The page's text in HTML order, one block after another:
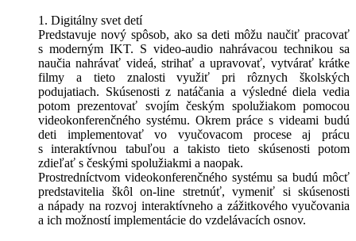
1. Digitálny svet detí
Predstavuje nový spôsob, ako sa deti môžu naučiť pracovať
s moderným IKT. S video-audio nahrávacou technikou sa
naučia nahrávať videá, strihať a upravovať, vytvárať krátke
filmy a tieto znalosti využiť pri rôznych školských
podujatiach. Skúsenosti z natáčania a výsledné diela vedia
potom prezentovať svojím českým spolužiakom pomocou
videokonferenčného systému. Okrem práce s videami budú
deti implementovať vo vyučovacom procese aj prácu
s interaktívnou tabuľou a takisto tieto skúsenosti potom
zdieľať s českými spolužiakmi a naopak.
Prostredníctvom videokonferenčného systému sa budú môcť
predstavitelia škôl on-line stretnúť, vymeniť si skúsenosti
a nápady na rozvoj interaktívneho a zážitkového vyučovania
a ich možností implementácie do vzdelávacích osnov.